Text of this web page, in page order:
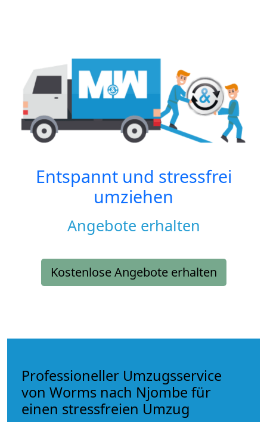
Entspannt und stressfrei
umziehen
Angebote erhalten
Kostenlose Angebote erhalten
Professioneller Umzugsservice
von Worms nach Njombe für
einen stressfreien Umzug